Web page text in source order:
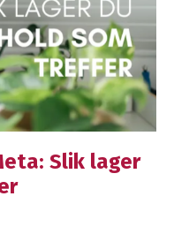
Slik lager